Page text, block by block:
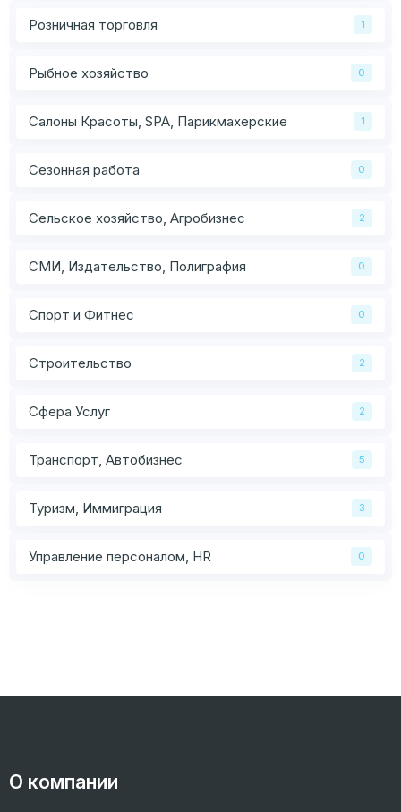
Розничная торговля 1
Рыбное хозяйство 0
Салоны Красоты, SPA, Парикмахерские 1
Сезонная работа 0
Сельское хозяйство, Агробизнес 2
СМИ, Издательство, Полиграфия 0
Спорт и Фитнес 0
Строительство 2
Сфера Услуг 2
Транспорт, Автобизнес 5
Туризм, Иммиграция 3
Управление персоналом, HR 0
О компании